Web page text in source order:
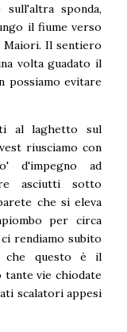
sponda,
il fiume verso
Maiori. Il sentiero
volta guadato il
possiamo evitare
al laghetto sul
riusciamo con
d'impegno ad
asciutti sotto
che si eleva
per circa
ci rendiamo subito
che questo è il
tante vie chiodate
scalatori appesi